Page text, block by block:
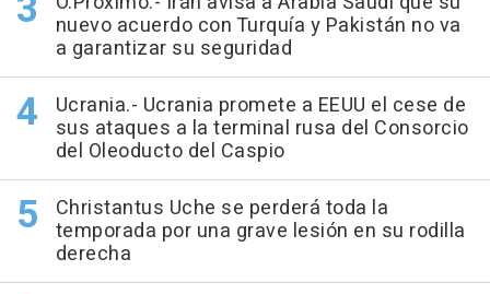
nuevo acuerdo con Turquía y Pakistán no va
a garantizar su seguridad
Ucrania.- Ucrania promete a EEUU el cese de
sus ataques a la terminal rusa del Consorcio
del Oleoducto del Caspio
Christantus Uche se perderá toda la
temporada por una grave lesión en su rodilla
derecha